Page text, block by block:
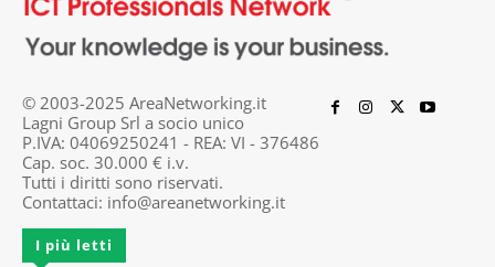
© 2003-2025 AreaNetworking.it
Lagni Group Srl a socio unico
P.IVA: 04069250241 - REA: VI - 376486
Cap. soc. 30.000 € i.v.
Tutti i diritti sono riservati.
Contattaci: info@areanetworking.it
I più letti